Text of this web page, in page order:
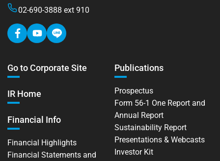
02-690-3888 ext 910
Go to Corporate Site
IR Home
Financial Info
Financial Highlights
Financial Statements and
Publications
Prospectus
Form 56-1 One Report and
Annual Report
Sustainability Report
Presentations & Webcasts
Investor Kit